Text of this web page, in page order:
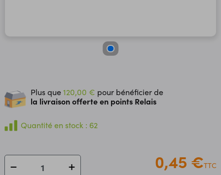
Plus que120,00 € pour bénéficier de
la livraison offerte en points Relais
Quantité en stock : 62
0,45 €TTC